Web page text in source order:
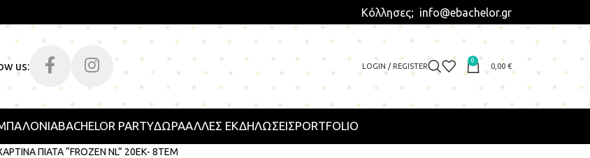
Κόλλησες; info@ebachelor.gr
us: LOGIN / REGISTER
0
0,00 €
BACHELOR PARTYΔΩΡΑΑΛΛΕΣ ΕΚΔΗΛΩΣΕΙΣPORTFOLIO
ΠΙΑΤΑ “FROZEN NL” 20ΕΚ- 8ΤΕΜ